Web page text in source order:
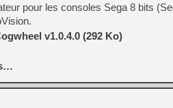
pour les consoles Sega 8 bits
v1.0.4.0 (292 Ko)